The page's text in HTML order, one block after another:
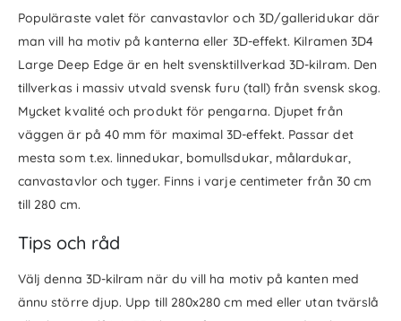
Populäraste valet för canvastavlor och 3D/galleridukar där
man vill ha motiv på kanterna eller 3D-effekt. Kilramen 3D4
Large Deep Edge är en helt svensktillverkad 3D-kilram. Den
tillverkas i massiv utvald svensk furu (tall) från svensk skog.
Mycket kvalité och produkt för pengarna. Djupet från
väggen är på 40 mm för maximal 3D-effekt. Passar det
mesta som t.ex. linnedukar, bomullsdukar, målardukar,
canvastavlor och tyger. Finns i varje centimeter från 30 cm
till 280 cm.
Tips och råd
Välj denna 3D-kilram när du vill ha motiv på kanten med
ännu större djup. Upp till 280x280 cm med eller utan tvärslå